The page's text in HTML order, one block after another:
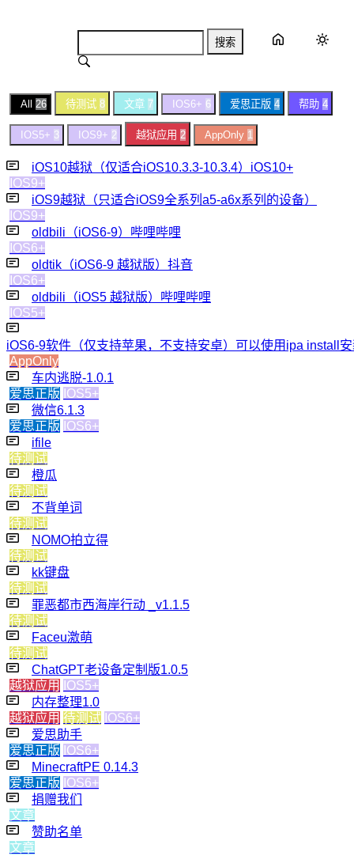
搜索
All 26 待测试 8 文章 7 IOS6+ 6 爱思正版 4 帮助 4
IOS5+ 3 IOS9+ 2 越狱应用 2 AppOnly 1
iOS10越狱（仅适合iOS10.3.3-10.3.4）iOS10+
IOS9+
iOS9越狱（只适合iOS9全系列a5-a6x系列的设备）
IOS9+
oldbili（iOS6-9）哔哩哔哩
IOS6+
oldtik（iOS6-9 越狱版）抖音
IOS6+
oldbili（iOS5 越狱版）哔哩哔哩
IOS5+
iOS6-9软件（仅支持苹果，不支持安卓）可以使用ipa install
AppOnly
车内逃脱-1.0.1
爱思正版 IOS5+
微信6.1.3
爱思正版 IOS6+
ifile
待测试
橙瓜
待测试
不背单词
待测试
NOMO拍立得
待测试
kk键盘
待测试
罪恶都市西海岸行动 _v1.1.5
待测试
Faceu激萌
待测试
ChatGPT老设备定制版1.0.5
越狱应用
IOS5+
内存整理1.0
越狱应用 待测试 IOS6+
爱思助手
爱思正版 IOS6+
MinecraftPE 0.14.3
爱思正版 IOS6+
捐赠我们
文章
赞助名单
文章